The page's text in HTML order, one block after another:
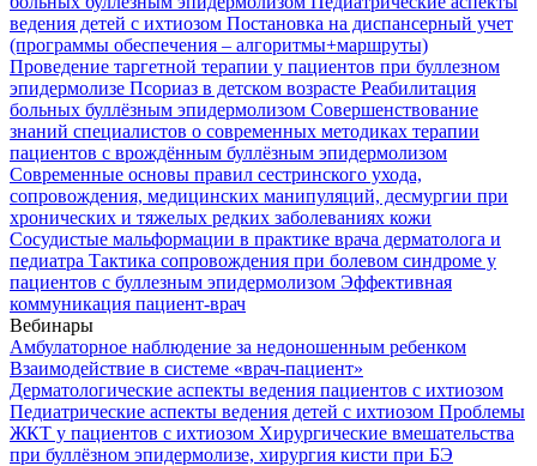
ведения детей с ихтиозом Постановка на диспансерный учет
(программы обеспечения – алгоритмы+маршруты)
Проведение таргетной терапии у пациентов при буллезном
эпидермолизе Псориаз в детском возрасте Реабилитация
больных буллёзным эпидермолизом Совершенствование
знаний специалистов о современных методиках терапии
пациентов с врождённым буллёзным эпидермолизом
Современные основы правил сестринского ухода,
сопровождения, медицинских манипуляций, десмургии при
хронических и тяжелых редких заболеваниях кожи
Сосудистые мальформации в практике врача дерматолога и
педиатра Тактика сопровождения при болевом синдроме у
пациентов с буллезным эпидермолизом Эффективная
коммуникация пациент-врач
Вебинары
Амбулаторное наблюдение за недоношенным ребенком
Взаимодействие в системе «врач-пациент»
Дерматологические аспекты ведения пациентов с ихтиозом
Педиатрические аспекты ведения детей с ихтиозом Проблемы
ЖКТ у пациентов с ихтиозом Хирургические вмешательства
при буллёзном эпидермолизе, хирургия кисти при БЭ